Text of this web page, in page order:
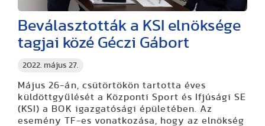
2022. május 27.
Beválasztották a KSI elnöksége
tagjai közé Géczi Gábort
Május 26-án, csütörtökön tartotta éves
küldöttgyűlését a Központi Sport és Ifjúsági SE
(KSI) a BOK igazgatósági épületében. Az
esemény TF-es vonatkozása, hogy az elnökség